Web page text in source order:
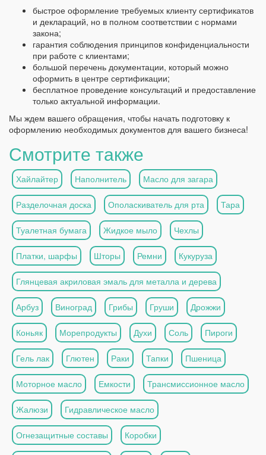
быстрое оформление требуемых клиенту сертификатов
и деклараций, но в полном соответствии с нормами
закона;
гарантия соблюдения принципов конфиденциальности
при работе с клиентами;
большой перечень документации, который можно
оформить в центре сертификации;
бесплатное проведение консультаций и предоставление
только актуальной информации.
Мы ждем вашего обращения, чтобы начать подготовку к
оформлению необходимых документов для вашего бизнеса!
Смотрите также
Хайлайтер Наполнитель Масло для загара
Разделочная доска Ополаскиватель для рта Тара
Туалетная бумага Жидкое мыло Чехлы
Платки, шарфы Шторы Ремни Кукуруза
Глянцевая акриловая эмаль для металла и дерева
Арбуз Виноград Грибы Груши Дрожжи
Коньяк Морепродукты Духи Соль Пироги
Гель лак Глютен Раки Тапки Пшеница
Моторное масло Емкости Трансмиссионное масло
Жалюзи Гидравлическое масло
Огнезащитные составы Коробки